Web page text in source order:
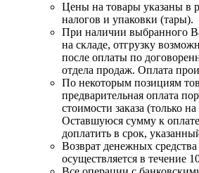
Цены на товары указаны в
налогов и упаковки (тары).
При наличии выбранного
на складе, отгрузку
после оплаты по
отдела продаж. Оплата
По некоторым позициям
предварительная оплата
стоимости заказа (только
Оставшуюся сумму к
доплатить в срок,
Возврат денежных
осуществляется в течение